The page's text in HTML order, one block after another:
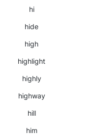
hi
hide
high
highlight
highly
highway
hill
him